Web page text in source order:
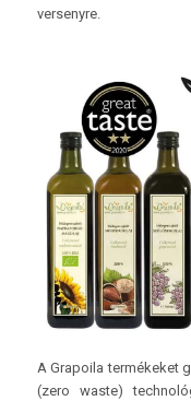
versenyre.
A Grapoila termékeket
(zero waste)